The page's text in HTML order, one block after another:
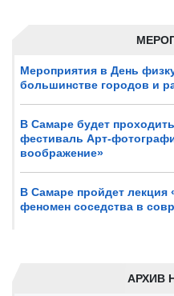
Мероприятия в День
большинстве городов и
В Самаре будет
фестиваль Арт-
воображение»
В Самаре пройдет
феномен соседства в
АРХИВ